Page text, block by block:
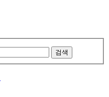
검색